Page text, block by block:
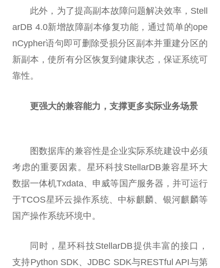
此外，为了提高副本故障问题解决效率，Stell
arDB 4.0新增故障副本修复功能，通过简单的ope
nCypher语句即可删除受损分区副本并重建分区的
新副本，使所有分区恢复到健康状态，保证系统可
靠性。
更强大的兼容能力，支撑更多实际业务场景
图数据库的兼容性是企业实际系统建设中必须
考虑的重要因素。星环科技StellarDB兼容星环大
数据一体机Txdata、申威等国产服务器，并可运行
于TCOS星环云操作系统、中标麒麟、银河麒麟等
国产操作系统环境中。
同时，星环科技StellarDB提供丰富的接口，
支持Python SDK、JDBC SDK与RESTful API与第